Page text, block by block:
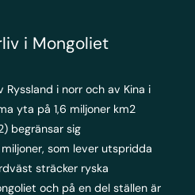
i Mongoliet
i norr och av Kina i
yta på 1,6 miljoner km2
begränsar sig
som lever utspridda
sträcker ryska
och på en del ställen är